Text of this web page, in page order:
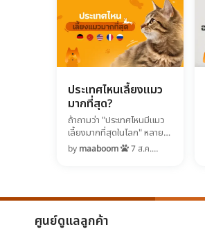
ประเทศไหนเลี้ยงแมว
มากที่สุด?
ถ้าถามว่า "ประเทศไหนมีแมว
เลี้ยงมากที่สุดในโลก" หลาย
คนอาจตอบว่า "ญี่ปุ่น" เพราะ
เห็นคาเฟ่แมวและเกาะแมวเต็ม
by maaboom
7 ส.ค.
ศูนย์ดูแลลูกค้า